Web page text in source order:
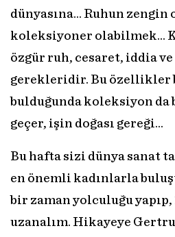
dünyasına… Ruhun zengin
koleksiyoner olabilmek…
özgür ruh, cesaret, iddia
gerekleridir. Bu özellikler
bulduğunda koleksiyon da
geçer, işin doğası gereği…
Bu hafta sizi dünya sanat
en önemli kadınlarla
bir zaman yolculuğu yapıp,
uzanalım. Hikayeye